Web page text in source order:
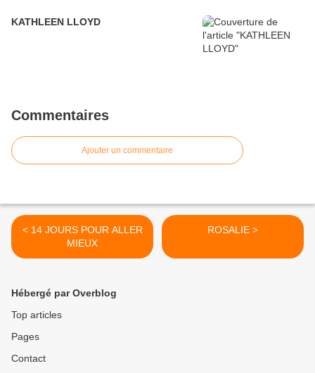
KATHLEEN LLOYD
Commentaires
Ajouter un commentaire
< 14 JOURS POUR ALLER
MIEUX
ROSALIE >
Hébergé par Overblog
Top articles
Pages
Contact